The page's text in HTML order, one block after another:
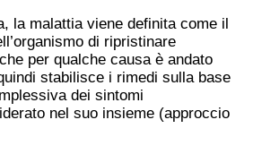
la malattia viene definita come il
di ripristinare
per qualche causa è andato
stabilisce i rimedi sulla base
dei sintomi
nel suo insieme (approccio